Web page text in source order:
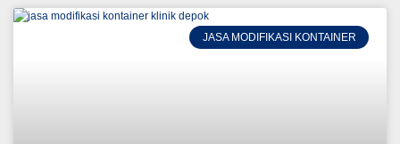
JASA MODIFIKASI KONTAINER